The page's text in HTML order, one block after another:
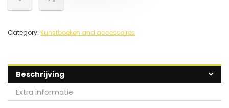
Category: Kunstboeken and accessoires
Beschrijving
Extra informatie